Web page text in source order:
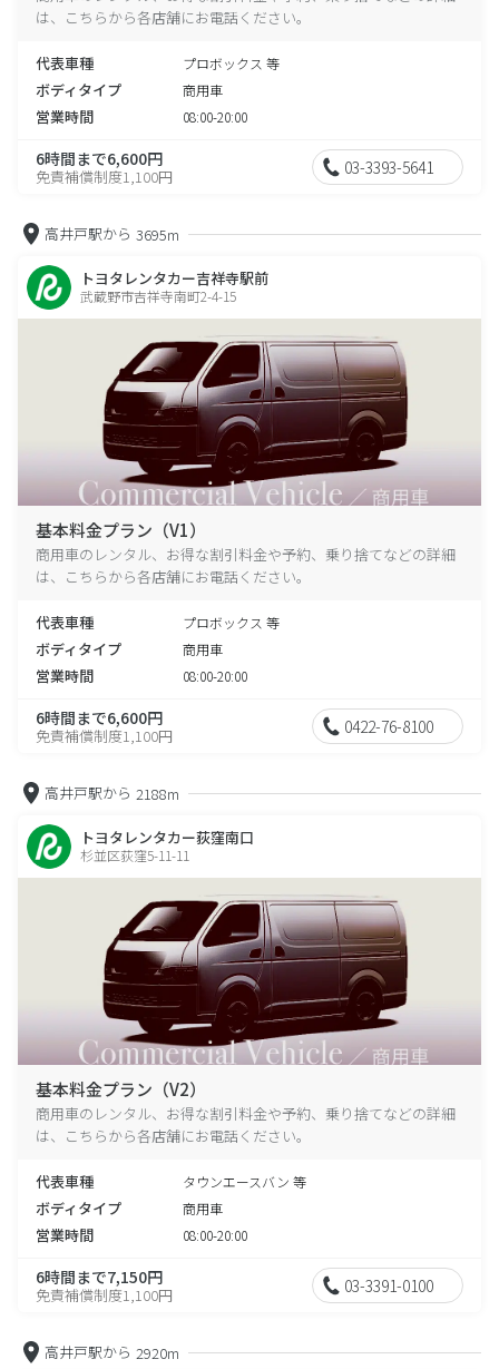
は、こちらから各店舗にお電話ください。
代表車種 プロボックス 等
ボディタイプ 商用車
営業時間 08:00-20:00
6時間まで6,600円
免責補償制度1,100円 03-3393-5641
高井戸駅から 3695m
トヨタレンタカー吉祥寺駅前
武蔵野市吉祥寺南町2-4-15
基本料金プラン（V1）
商用車のレンタル、お得な割引料金や予約、乗り捨てなどの詳細
は、こちらから各店舗にお電話ください。
代表車種 プロボックス 等
ボディタイプ 商用車
営業時間 08:00-20:00
6時間まで6,600円
免責補償制度1,100円 0422-76-8100
高井戸駅から 2188m
トヨタレンタカー荻窪南口
杉並区荻窪5-11-11
基本料金プラン（V2）
商用車のレンタル、お得な割引料金や予約、乗り捨てなどの詳細
は、こちらから各店舗にお電話ください。
代表車種 タウンエースバン 等
ボディタイプ 商用車
営業時間 08:00-20:00
6時間まで7,150円
免責補償制度1,100円 03-3391-0100
高井戸駅から 2920m